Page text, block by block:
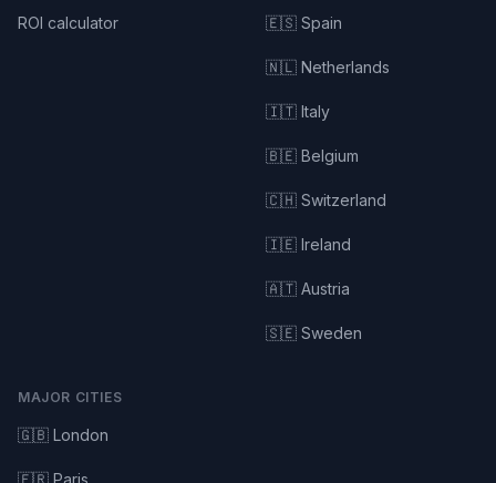
ROI calculator
🇪🇸 Spain
🇳🇱 Netherlands
🇮🇹 Italy
🇧🇪 Belgium
🇨🇭 Switzerland
🇮🇪 Ireland
🇦🇹 Austria
🇸🇪 Sweden
MAJOR CITIES
🇬🇧 London
🇫🇷 Paris